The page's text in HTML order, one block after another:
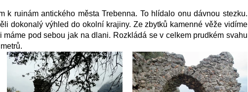
k ruinám antického města Trebenna. To hlídalo onu dávnou stezku.
dokonalý výhled do okolní krajiny. Ze zbytků kamenné věže vidíme
pod sebou jak na dlani. Rozkládá se v celkem prudkém svahu